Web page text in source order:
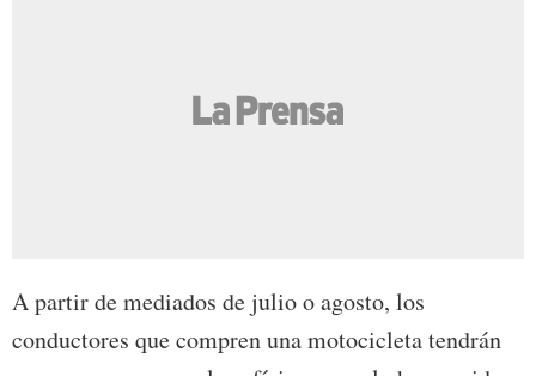
A partir de mediados de julio o agosto, los
conductores que compren una motocicleta tendrán